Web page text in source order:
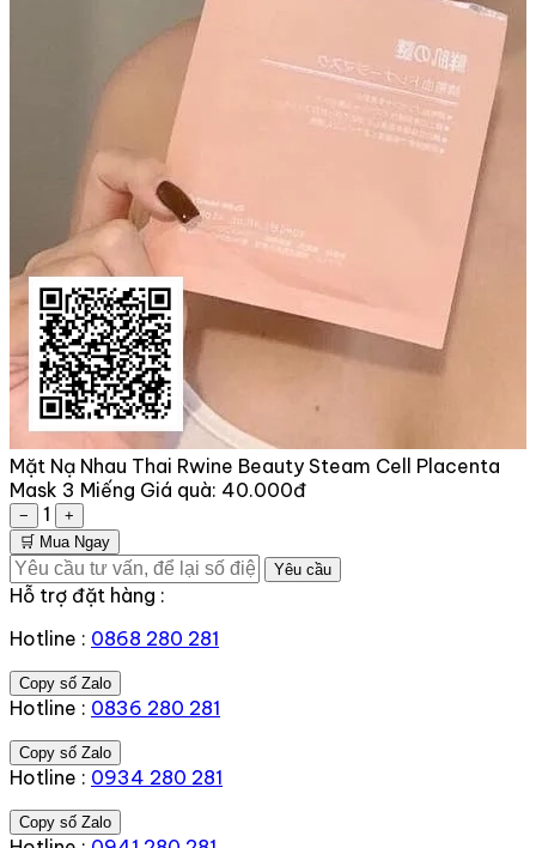
Mặt Nạ Nhau Thai Rwine Beauty Steam Cell Placenta
Mask 3 Miếng Giá quà: 40.000đ
− 1
+
🛒 Mua Ngay
Yêu cầu
Hỗ trợ đặt hàng :
Hotline : 0868 280 281
Copy số Zalo
Hotline : 0836 280 281
Copy số Zalo
Hotline : 0934 280 281
Copy số Zalo